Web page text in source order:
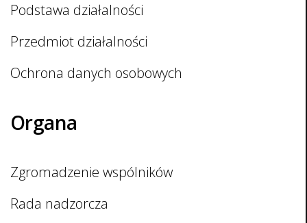
Podstawa działalności
Przedmiot działalności
Ochrona danych osobowych
Organa
Zgromadzenie wspólników
Rada nadzorcza